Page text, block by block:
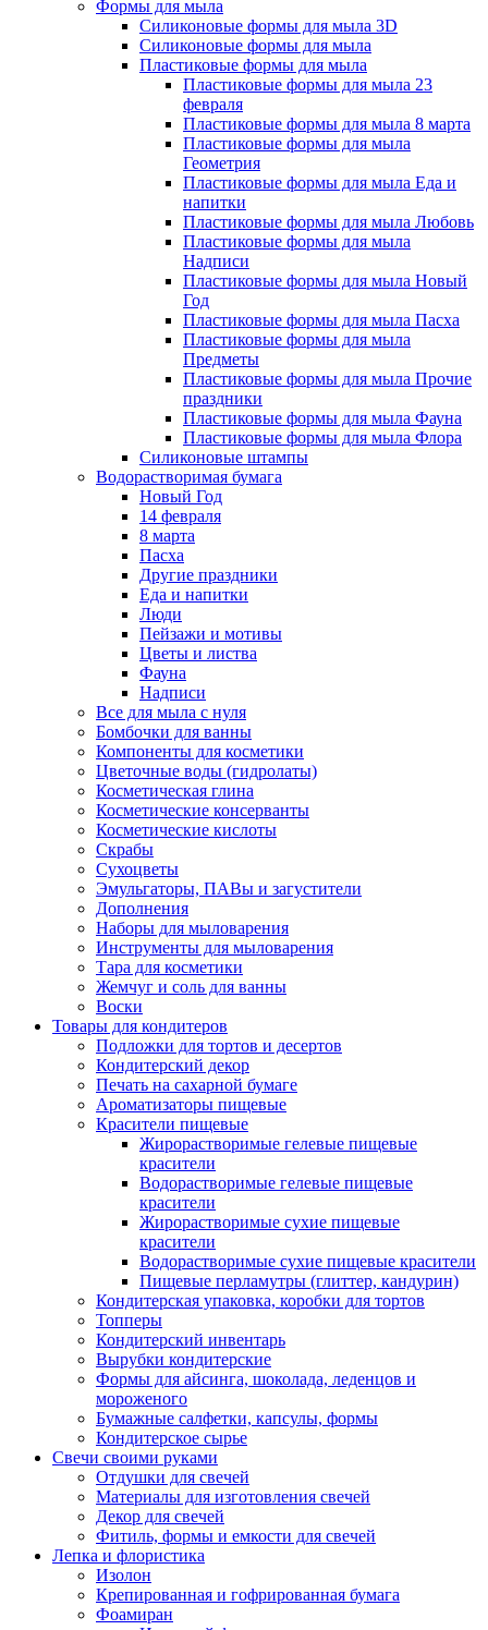
Формы для мыла
Силиконовые формы для мыла 3D
Силиконовые формы для мыла
Пластиковые формы для мыла
Пластиковые формы для мыла 23
февраля
Пластиковые формы для мыла 8 марта
Пластиковые формы для мыла
Геометрия
Пластиковые формы для мыла Еда и
напитки
Пластиковые формы для мыла Любовь
Пластиковые формы для мыла
Надписи
Пластиковые формы для мыла Новый
Год
Пластиковые формы для мыла Пасха
Пластиковые формы для мыла
Предметы
Пластиковые формы для мыла Прочие
праздники
Пластиковые формы для мыла Фауна
Пластиковые формы для мыла Флора
Силиконовые штампы
Водорастворимая бумага
Новый Год
14 февраля
8 марта
Пасха
Другие праздники
Еда и напитки
Люди
Пейзажи и мотивы
Цветы и листва
Фауна
Надписи
Все для мыла с нуля
Бомбочки для ванны
Компоненты для косметики
Цветочные воды (гидролаты)
Косметическая глина
Косметические консерванты
Косметические кислоты
Скрабы
Сухоцветы
Эмульгаторы, ПАВы и загустители
Дополнения
Наборы для мыловарения
Инструменты для мыловарения
Тара для косметики
Жемчуг и соль для ванны
Воски
Товары для кондитеров
Подложки для тортов и десертов
Кондитерский декор
Печать на сахарной бумаге
Ароматизаторы пищевые
Красители пищевые
Жирорастворимые гелевые пищевые
красители
Водорастворимые гелевые пищевые
красители
Жирорастворимые сухие пищевые
красители
Водорастворимые сухие пищевые красители
Пищевые перламутры (глиттер, кандурин)
Кондитерская упаковка, коробки для тортов
Топперы
Кондитерский инвентарь
Вырубки кондитерские
Формы для айсинга, шоколада, леденцов и
мороженого
Бумажные салфетки, капсулы, формы
Кондитерское сырье
Свечи своими руками
Отдушки для свечей
Материалы для изготовления свечей
Декор для свечей
Фитиль, формы и емкости для свечей
Лепка и флористика
Изолон
Крепированная и гофрированная бумага
Фоамиран